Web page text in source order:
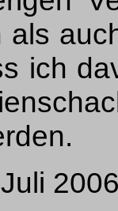
als
ich